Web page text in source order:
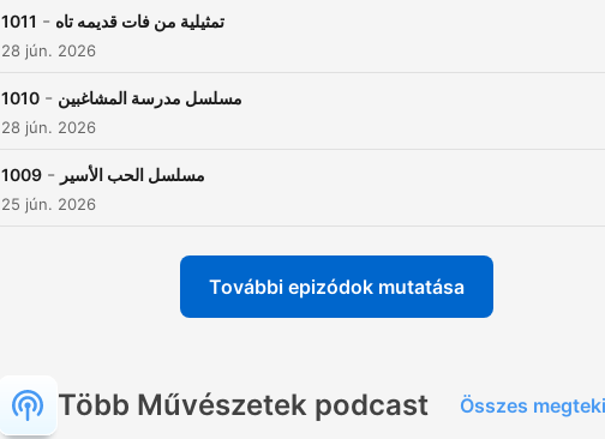
1011 - تمثيلية من فات قديمه تاه
28 jún. 2026
1010 - مسلسل مدرسة المشاغبين
28 jún. 2026
1009 - مسلسل الحب الأسير
25 jún. 2026
További epizódok mutatása
Több Művészetek podcast Összes